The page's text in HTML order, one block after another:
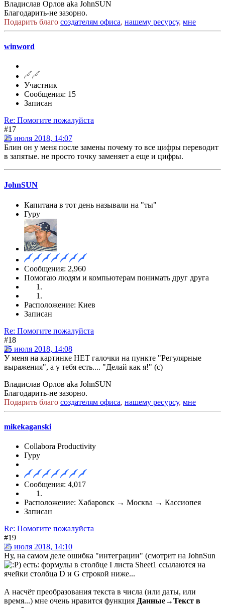
Владислав Орлов aka JohnSUN
Благодарить-не зазорно.
Подарить благо создателям офиса, нашему ресурсу, мне
winword
Участник
Сообщения: 15
Записан
Re: Помогите пожалуйста
#17
25 июля 2018, 14:07
Блин он у меня после замены почему то все цифры переводит
в запятые. не просто точку заменяет а еще и цифры.
JohnSUN
Капитана в тот день называли на "ты"
Гуру
Сообщения: 2,960
Помогаю людям и компьютерам понимать друг друга
Расположение: Киев
Записан
Re: Помогите пожалуйста
#18
25 июля 2018, 14:08
У меня на картинке НЕТ галочки на пункте "Регулярные
выражения", а у тебя есть.... "Делай как я!" (с)
Владислав Орлов aka JohnSUN
Благодарить-не зазорно.
Подарить благо создателям офиса, нашему ресурсу, мне
mikekaganski
Collabora Productivity
Гуру
Сообщения: 4,017
Расположение: Хабаровск → Москва → Кассиопея
Записан
Re: Помогите пожалуйста
#19
25 июля 2018, 14:10
Ну, на самом деле ошибка "интеграции" (смотрит на JohnSun
) есть: формулы в столбце I листа Sheet1 ссылаются на
ячейки столбца D и G строкой ниже...
А насчёт преобразования текста в числа (или даты, или
время...) мне очень нравится функция Данные→Текст в